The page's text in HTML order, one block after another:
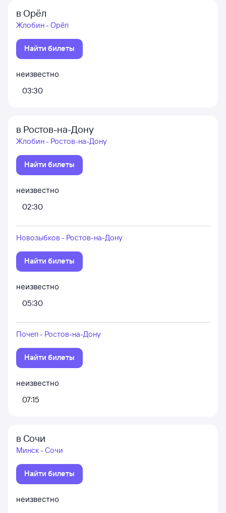
в Орёл
Жлобин - Орёл
Найти билеты
неизвестно
03:30
в Ростов-на-Дону
Жлобин - Ростов-на-Дону
Найти билеты
неизвестно
02:30
Новозыбков - Ростов-на-Дону
Найти билеты
неизвестно
05:30
Почеп - Ростов-на-Дону
Найти билеты
неизвестно
07:15
в Сочи
Минск - Сочи
Найти билеты
неизвестно